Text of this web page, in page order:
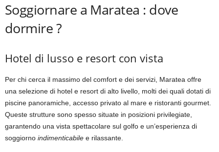
Soggiornare a Maratea : dove
dormire ?
Hotel di lusso e resort con vista
Per chi cerca il massimo del comfort e dei servizi, Maratea offre
una selezione di hotel e resort di alto livello, molti dei quali dotati di
piscine panoramiche, accesso privato al mare e ristoranti gourmet.
Queste strutture sono spesso situate in posizioni privilegiate,
garantendo una vista spettacolare sul golfo e un’esperienza di
soggiorno indimenticabile e rilassante.